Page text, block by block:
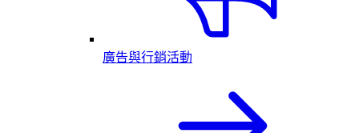
廣告與行銷活動